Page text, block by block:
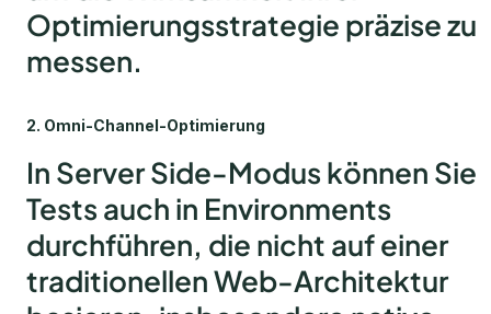
Optimierungsstrategie präzise zu
messen.
2. Omni-Channel-Optimierung
In Server Side-Modus können Sie
Tests auch in Environments
durchführen, die nicht auf einer
traditionellen Web-Architektur